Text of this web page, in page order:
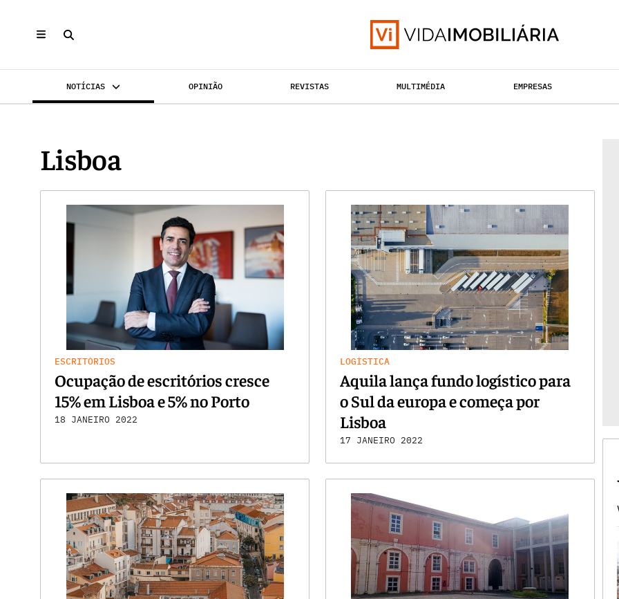
NOTÍCIAS OPINIÃO REVISTAS MULTIMÉDIA EMPRESAS
Lisboa
ESCRITÓRIOS
Ocupação de escritórios cresce
15% em Lisboa e 5% no Porto
18 JANEIRO 2022
LOGÍSTICA
Aquila lança fundo logístico para
o Sul da europa e começa por
Lisboa
17 JANEIRO 2022